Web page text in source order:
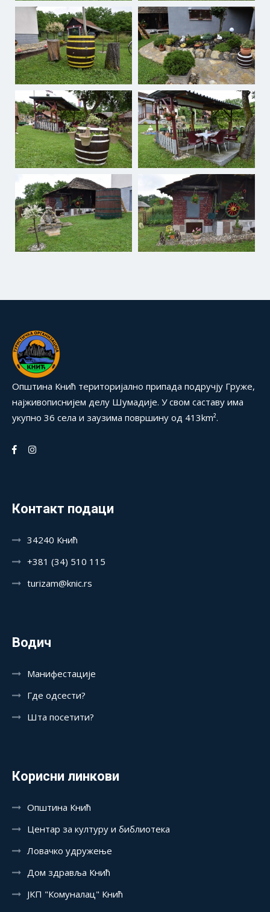
Општина Кнић територијално припада подручју Груже,
најживописнијем делу Шумадије. У свом саставу има
укупно 36 села и заузима површину од 413km².
Контакт подаци
34240 Кнић
+381 (34) 510 115
turizam@knic.rs
Водич
Манифестације
Где одсести?
Шта посетити?
Корисни линкови
Општина Кнић
Центар за културу и библиотека
Ловачко удружење
Дом здравља Кнић
ЈКП "Комуналац" Кнић